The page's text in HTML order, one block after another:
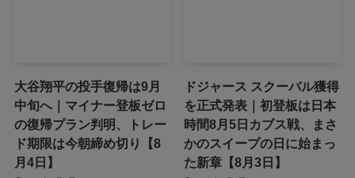
大谷翔平の投手復帰は9月
中旬へ｜マイナー登板ゼロ
の復帰プラン判明、トレー
ド期限は今朝締め切り【8
月4日】
ドジャース スクーバル獲得
を正式発表｜初登板は日本
時間8月5日カブス戦、まさ
かのスイープの日に始まっ
た新章【8月3日】